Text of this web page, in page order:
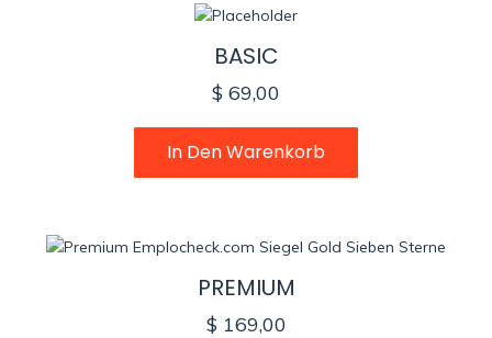
BASIC
$ 69,00
In Den Warenkorb
PREMIUM
$ 169,00